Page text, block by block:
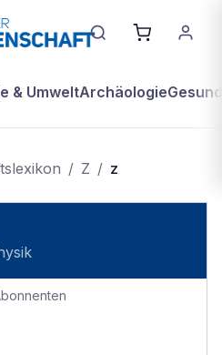
& UmweltArchäologie
/ Z / z